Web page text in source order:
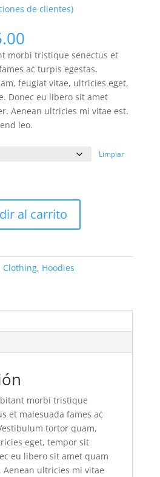
de clientes)
Rango
de
precios:
desde
$30.00
hasta
$35.00
morbi tristique senectus et
ac turpis egestas.
feugiat vitae, ultricies eget,
Donec eu libero sit amet
Aenean ultricies mi vitae est.
leo.
Limpiar
al carrito
Clothing, Hoodies
morbi tristique
et malesuada fames ac
tortor quam,
eget, tempor sit
eu libero sit amet quam
Aenean ultricies mi vitae